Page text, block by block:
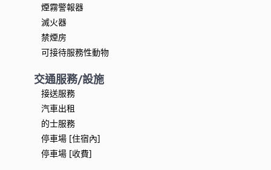
煙霧警報器
滅火器
禁煙房
可接待服務性動物
交通服務/設施
接送服務
汽車出租
的士服務
停車場 [住宿內]
停車場 [收費]